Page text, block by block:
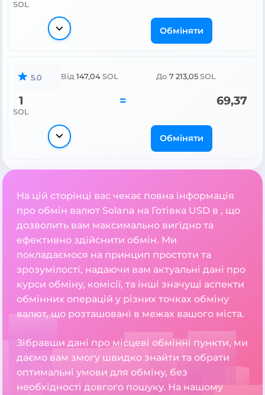
SOL
Обміняти
5.0 Від 147,04 SOL До 7 213,05 SOL
1
SOL
= 69,37
Обміняти
На цій сторінці вас чекає повна інформація
про обмін валют Solana на Готівка USD в , що
дозволить вам максимально вигідно та
ефективно здійснити обмін. Ми
покладаємося на принцип простоти та
зрозумілості, надаючи вам актуальні дані про
курси обміну, комісії, та інші значущі аспекти
обмінних операцій у різних точках обміну
валют, що розташовані в межах вашого міста.
Зібравши дані про місцеві обмінні пункти, ми
даємо вам змогу швидко знайти та обрати
оптимальні умови для обміну, без
необхідності довгого пошуку. На нашому